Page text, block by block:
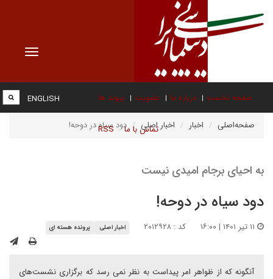
Toggle
صفحه نخست درباره ما عضویت پیوند ها
تماس با ما RSS
ENGLISH
صفحه‌اصلی اخبار اخبار اصلی دود سیاه در دوحه!
به احیای برجام امیدی نیست
دود سیاه در دوحه!
کد : ۲۰۱۲۹۲۸ اخبار اصلی پرونده هسته ای
آنگونه که از ظواهر امر پیداست به نظر نمی رسد که برگزاری نشست‌های